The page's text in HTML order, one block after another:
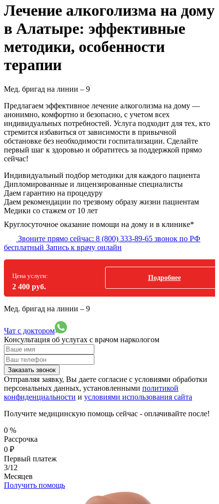
Лечение алкоголизма на дому
в Алатыре: эффективные
методики, особенности
терапии
Мед. бригад на линии – 9
Предлагаем эффективное лечение алкоголизма на дому —
анонимно, комфортно и безопасно, с учетом всех
индивидуальных потребностей. Услуга подходит для тех, кто
стремится избавиться от зависимости в привычной
обстановке без необходимости госпитализации. Сделайте
первый шаг к здоровью и обратитесь за поддержкой прямо
сейчас!
Индивидуальный подбор методики для каждого пациента
Дипломированные и лицензированные специалисты
Даем гарантию на процедуру
Даем рекомендации по трезвому образу жизни пациентам
Медики со стажем от 10 лет
Круглосуточное оказание помощи на дому и в клинике*
Звоните прямо сейчас: 8 (800) 333-89-65 звонок по РФ
бесплатный Запись к врачу онлайн
Цена услуги:
2 400 руб.
Подробнее
Мед. бригад на линии – 9
Чат с доктором
Консультация об услугах с врачом наркологом
Заказать звонок
Отправляя заявку, Вы даете согласие с условиями обработки
персональных данных, установленными политикой
конфиденциальности и условиями использования сайта
Получите медицинскую помощь сейчас - оплачивайте после!
0 %
Рассрочка
0 ₽
Первый платеж
3/12
Месяцев
Получить помощь